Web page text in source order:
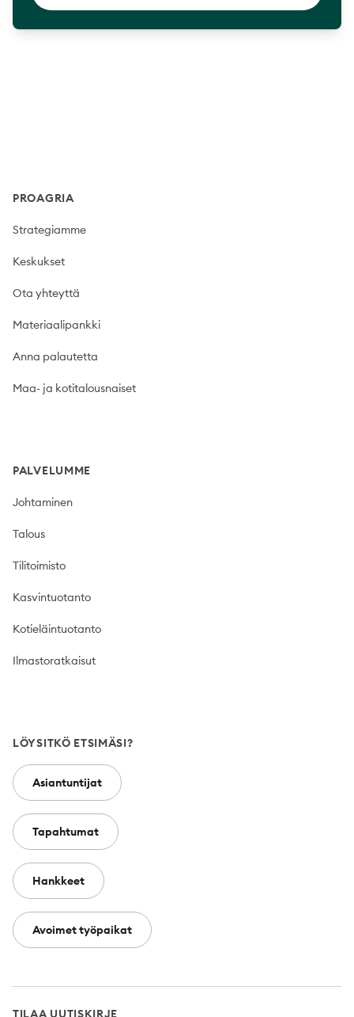
PROAGRIA
Strategiamme
Keskukset
Ota yhteyttä
Materiaalipankki
Anna palautetta
Maa- ja kotitalousnaiset
PALVELUMME
Johtaminen
Talous
Tilitoimisto
Kasvintuotanto
Kotieläintuotanto
Ilmastoratkaisut
LÖYSITKÖ ETSIMÄSI?
Asiantuntijat
Tapahtumat
Hankkeet
Avoimet työpaikat
TILAA UUTISKIRJE